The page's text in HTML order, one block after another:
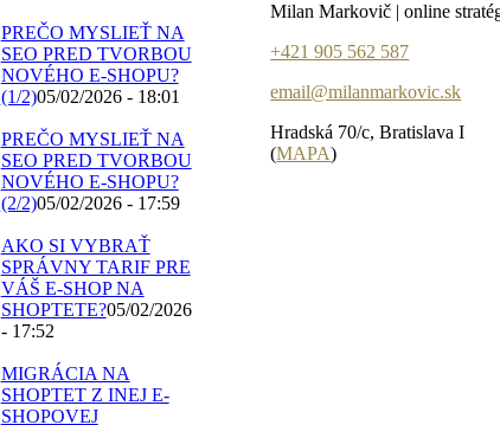
PREČO MYSLIEŤ NA
SEO PRED TVORBOU
NOVÉHO E-SHOPU?
(1/2)05/02/2026 - 18:01
PREČO MYSLIEŤ NA
SEO PRED TVORBOU
NOVÉHO E-SHOPU?
(2/2)05/02/2026 - 17:59
AKO SI VYBRAŤ
SPRÁVNY TARIF PRE
VÁŠ E-SHOP NA
SHOPTETE?05/02/2026
- 17:52
MIGRÁCIA NA
SHOPTET Z INEJ E-
SHOPOVEJ
Milan Markovič | online
+421 905 562 587
email@milanmarkovic.sk
Hradská 70/c, Bratislava I
(MAPA)